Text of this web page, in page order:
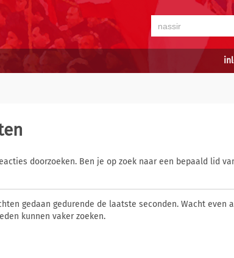
doorzoeken. Ben je op zoek naar een bepaald lid
gedaan gedurende de laatste seconden. Wacht even
kunnen vaker zoeken.